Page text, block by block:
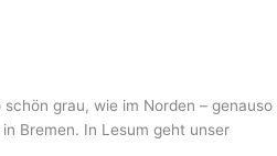
grau, wie im Norden – genauso
Bremen. In Lesum geht unser